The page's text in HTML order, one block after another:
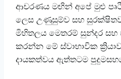
ආචරණය මඟින් අපේ මුළු
ලෙස උණුසුම්ව සහ සුරක්ෂිතව
මිහිතලය මෙතරම් සුන්දර
කරන්න මේ ස්වාභාවික
දායකත්වය ඇත්තටම